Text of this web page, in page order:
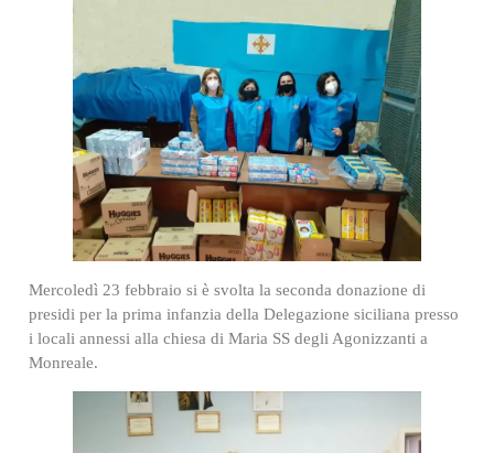
Mercoledì 23 febbraio si è svolta la seconda donazione di
presidi per la prima infanzia della Delegazione siciliana presso
i locali annessi alla chiesa di Maria SS degli Agonizzanti a
Monreale.